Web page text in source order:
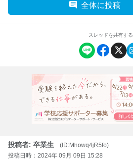
全体に投稿
スレッドを共有する
投稿者: 卒業生
(ID:Mhowq4jR5fo)
投稿日時：2024年 09月 09日 15:28